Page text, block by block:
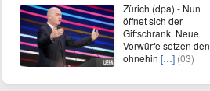
Zürich (dpa) - Nun
öffnet sich der
Giftschrank. Neue
Vorwürfe setzen den
ohnehin […] (03)